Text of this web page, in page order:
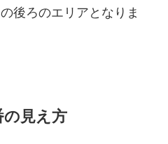
後ろのエリアとなりま
の見え方